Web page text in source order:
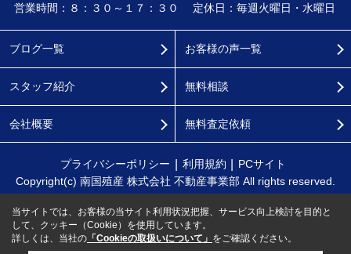
営業時間：８：３０～１７：３０
定休日：毎週火曜日・水曜日
ブログ一覧
スタッフ紹介
会社概要
お客様の声一覧
無料相談
無料査定依頼
プライバシーポリシー 利用規約
PCサイト
Copyright(c) 南国殖産 株式会社 不動産事業部 All rights reserved.
当サイトでは、お客様の当サイト利用状況把握、サービス向上検討を目的と
して、クッキー（Cookie）を使用しています。
詳しくは、当社の 「Cookieの取扱いについて」 をご確認ください。